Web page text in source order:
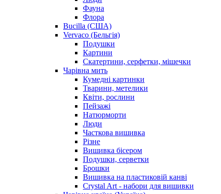
Фауна
Флора
Bucilla (США)
Vervaco (Бельгія)
Подушки
Картини
Скатертини, серфетки, мішечки
Чарiвна мить
Кумедні картинки
Тварини, метелики
Квіти, рослини
Пейзажі
Натюрморти
Люди
Часткова вишивка
Різне
Вишивка бісером
Подушки, серветки
Брошки
Вишивка на пластиковій канві
Crystal Art - набори для вишивки